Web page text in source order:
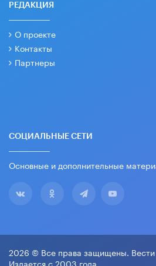
РЕДАКЦИЯ
О проекте
Контакты
Партнеры
СОЦИАЛЬНЫЕ СЕТИ
Основные и дополнительные
2026 © Все права защищены. Вести
Издается с 2003 года